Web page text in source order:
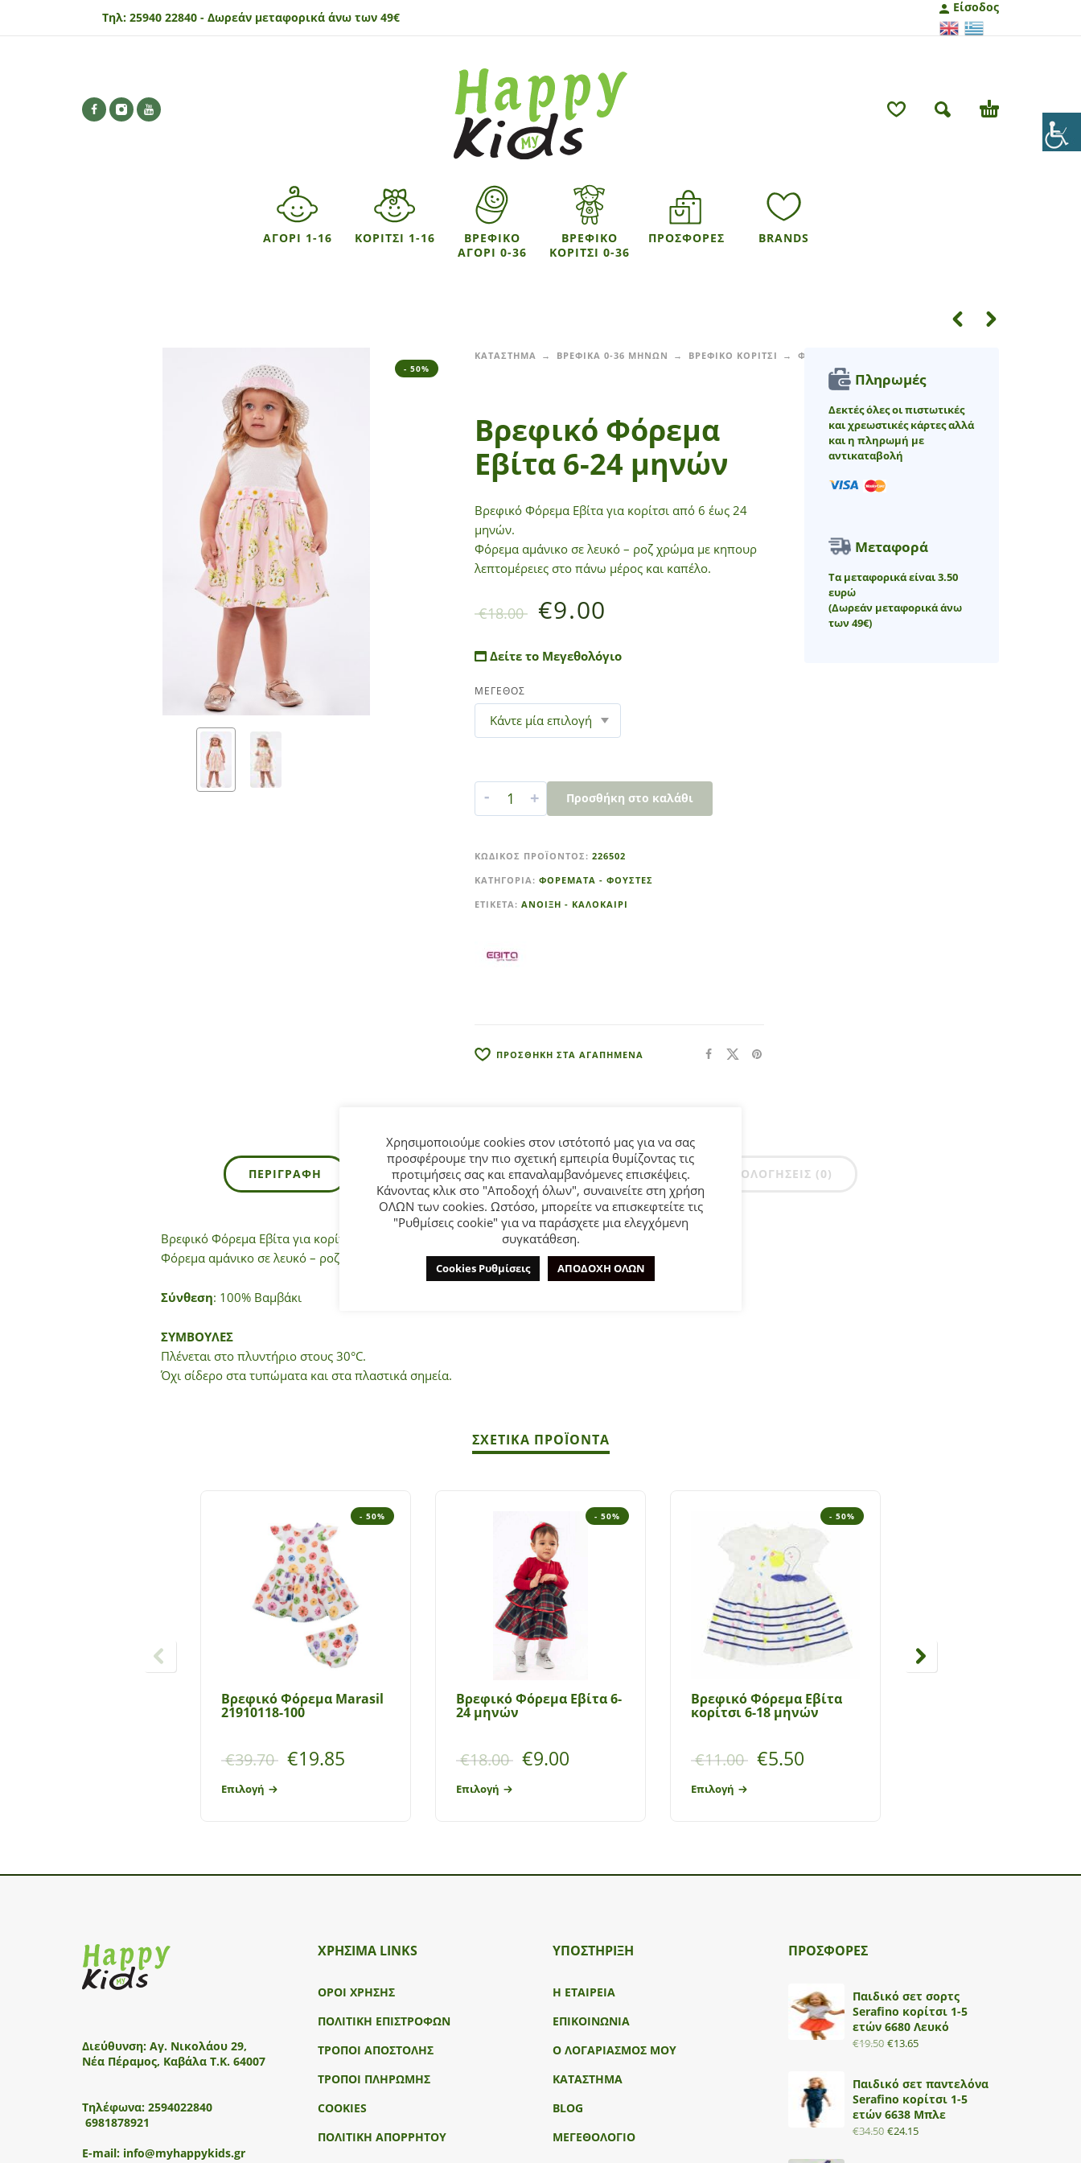
Τηλ: 25940 22840 - Δωρεάν μεταφορικά άνω των 49€
Είσοδος
ΑΓΟΡΙ 1-16 ΚΟΡΙΤΣΙ 1-16
ΒΡΕΦΙΚΟ
ΑΓΟΡΙ 0-36
ΒΡΕΦΙΚΟ
ΚΟΡΙΤΣΙ 0-36
ΠΡΟΣΦΟΡΕΣ BRANDS
- 50%
ΚΑΤΑΣΤΗΜΑ ΒΡΕΦΙΚΑ 0-36 ΜΗΝΩΝ ΒΡΕΦΙΚΟ ΚΟΡΙΤΣΙ ΦΟΡΕΜΑΤΑ - ΦΟΥΣΤΕΣ
Bρεφικό Φόρεμα
Εβίτα 6-24 μηνών
Bρεφικό Φόρεμα Εβίτα για κορίτσι από 6 έως 24
μηνών.
Φόρεμα αμάνικο σε λευκό – ροζ χρώμα με κηπουρ
λεπτομέρειες στο πάνω μέρος και καπέλο.
€18.00 €9.00
Δείτε το Μεγεθολόγιο
ΜΕΓΕΘΟΣ
- + Προσθήκη στο καλάθι
t
e
r
ΚΩΔΙΚΌΣ ΠΡΟΪΌΝΤΟΣ: 226502
ΚΑΤΗΓΟΡΊΑ: ΦΟΡΕΜΑΤΑ - ΦΟΥΣΤΕΣ
ΕΤΙΚΈΤΑ: ΑΝΟΙΞΗ - ΚΑΛΟΚΑΙΡΙ
ΠΡΟΣΘΗΚΗ ΣΤΑ ΑΓΑΠΗΜΕΝΑ
Πληρωμές
Δεκτές όλες οι πιστωτικές
και χρεωστικές κάρτες αλλά
και η πληρωμή με
αντικαταβολή
Μεταφορά
Τα μεταφορικά είναι 3.50
ευρώ
(Δωρεάν μεταφορικά άνω
των 49€)
ΠΕΡΙΓΡΑΦΉ ΕΠΙΠΛΈΟΝ ΠΛΗΡΟΦΟΡΊΕΣ ΕΤΑΙΡΊΑ ΑΞΙΟΛΟΓΉΣΕΙΣ (0)
Bρεφικό Φόρεμα Εβίτα για κορίτσι από 6 έως 24 μηνών.
Φόρεμα αμάνικο σε λευκό – ροζ χρώμα με κηπουρ λεπτομέρειες στο πάνω μέρος και καπέλο.
Σύνθεση: 100% Βαμβάκι
ΣΥΜΒΟΥΛΕΣ
Πλένεται στο πλυντήριο στους 30°C.
Όχι σίδερο στα τυπώματα και στα πλαστικά σημεία.
ΣΧΕΤΙΚΆ ΠΡΟΪΌΝΤΑ
- 50%
Bρεφικό Φόρεμα Marasil
21910118-100
€39.70 €19.85
Επιλογή
- 50%
Βρεφικό Φόρεμα Εβίτα 6-
24 μηνών
€18.00 €9.00
Επιλογή
- 50%
Bρεφικό Φόρεμα Εβίτα
κορίτσι 6-18 μηνών
€11.00 €5.50
Επιλογή
Διεύθυνση: Αγ. Νικολάου 29,
Νέα Πέραμος, Καβάλα Τ.Κ. 64007
Τηλέφωνα: 2594022840
6981878921
E-mail: info@myhappykids.gr
ΧΡΗΣΙΜΑ LINKS
ΟΡΟΙ ΧΡΗΣΗΣ
ΠΟΛΙΤΙΚΗ ΕΠΙΣΤΡΟΦΩΝ
ΤΡΟΠΟΙ ΑΠΟΣΤΟΛΗΣ
ΤΡΟΠΟΙ ΠΛΗΡΩΜΗΣ
COOKIES
ΠΟΛΙΤΙΚΗ ΑΠΟΡΡΗΤΟΥ
ΥΠΟΣΤΉΡΙΞΗ
Η ΕΤΑΙΡΕΙΑ
ΕΠΙΚΟΙΝΩΝΙΑ
Ο ΛΟΓΑΡΙΑΣΜΟΣ ΜΟΥ
ΚΑΤΑΣΤΗΜΑ
BLOG
ΜΕΓΕΘΟΛΟΓΙΟ
ΠΡΟΣΦΟΡΕΣ
Παιδικό σετ σορτς
Serafino κορίτσι 1-5
ετών 6680 Λευκό
€19.50 €13.65
Παιδικό σετ παντελόνα
Serafino κορίτσι 1-5
ετών 6638 Μπλε
€34.50 €24.15
Χρησιμοποιούμε cookies στον ιστότοπό μας για να σας
προσφέρουμε την πιο σχετική εμπειρία θυμίζοντας τις
προτιμήσεις σας και επαναλαμβανόμενες επισκέψεις.
Κάνοντας κλικ στο "Αποδοχή όλων", συναινείτε στη χρήση
ΟΛΩΝ των cookies. Ωστόσο, μπορείτε να επισκεφτείτε τις
"Ρυθμίσεις cookie" για να παράσχετε μια ελεγχόμενη
συγκατάθεση.
Cookies Ρυθμίσεις ΑΠΟΔΟΧΗ ΟΛΩΝ